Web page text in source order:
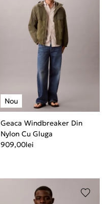
Geaca Windbreaker Din
Nylon Cu Gluga
909,00lei